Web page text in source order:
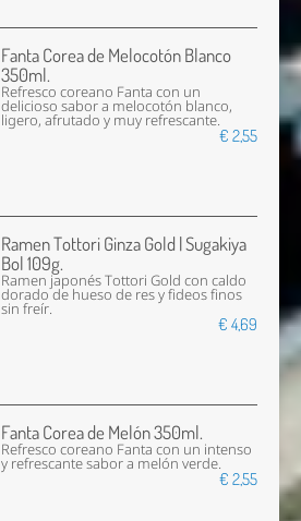
Fanta Corea de Melocotón Blanco
350ml.
Refresco coreano Fanta con un
delicioso sabor a melocotón blanco,
ligero, afrutado y muy refrescante.
€ 2,55
Ramen Tottori Ginza Gold | Sugakiya
Bol 109g.
Ramen japonés Tottori Gold con caldo
dorado de hueso de res y fideos finos
sin freír.
€ 4,69
Fanta Corea de Melón 350ml.
Refresco coreano Fanta con un intenso
y refrescante sabor a melón verde.
€ 2,55